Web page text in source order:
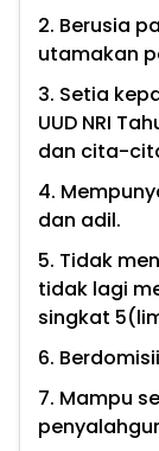
2. Berusia
utamakan
3. Setia
UUD NRI
dan cita-
4.
dan adil.
5. Tidak
tidak lagi
singkat
6.
7. Mampu